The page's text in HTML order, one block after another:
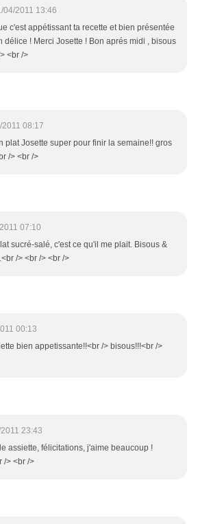
04/2011 13:46
c'est appétissant ta recette et bien présentée
délice ! Merci Josette ! Bon aprés midi , bisous
<br />
08:17
plat Josette super pour finir la semaine!! gros
/> <br />
07:10
sucré-salé, c'est ce qu'il me plait. Bisous &
/> <br /> <br />
00:13
bien appetissante!!<br /> bisous!!!<br />
23:43
assiette, félicitations, j'aime beaucoup !
/> <br />